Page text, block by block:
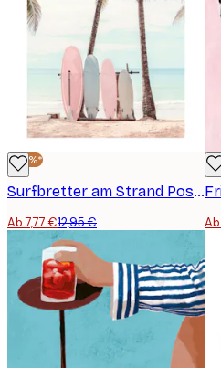
-40%*
Surfbretter am Strand Poster
Ab 7,77 €12,95 €
-